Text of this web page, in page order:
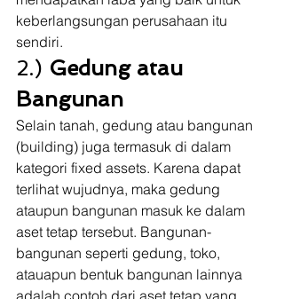
keberlangsungan perusahaan itu
sendiri.
2.) Gedung atau
Bangunan
Selain tanah, gedung atau bangunan
(building) juga termasuk di dalam
kategori fixed assets. Karena dapat
terlihat wujudnya, maka gedung
ataupun bangunan masuk ke dalam
aset tetap tersebut. Bangunan-
bangunan seperti gedung, toko,
atauapun bentuk bangunan lainnya